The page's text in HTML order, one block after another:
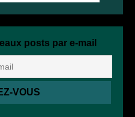
posts par e-mail